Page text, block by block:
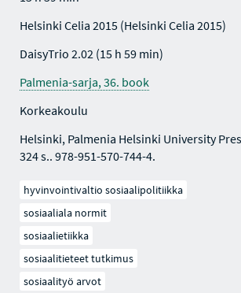
Helsinki Celia 2015 (Helsinki Celia 2015)
DaisyTrio 2.02 (15 h 59 min)
Palmenia-sarja, 36. book
Korkeakoulu
Helsinki, Palmenia Helsinki University
324 s.. 978-951-570-744-4.
hyvinvointivaltio sosiaalipolitiikka
sosiaaliala normit
sosiaalietiikka
sosiaalitieteet tutkimus
sosiaalityö arvot